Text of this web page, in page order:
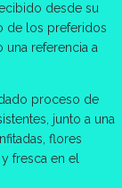
desde su
de los preferidos
referencia a
proceso de
junto a una
flores
fresca en el